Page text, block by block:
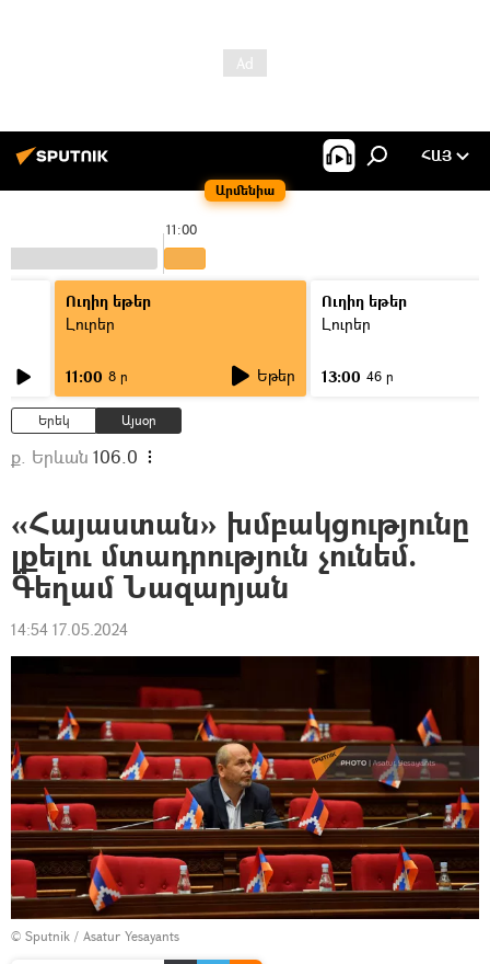
Արմենիա
ՀԱՅ
11:00
Ուղիղ եթեր
Լուրեր
11:00 8 ր Եթեր
Ուղիղ եթեր
Լուրեր
13:00 46 ր
Երեկ Այսօր
ք. Երևան 106.0
«Հայաստան» խմբակցությունը
լքելու մտադրություն չունեմ.
Գեղամ Նազարյան
14:54 17.05.2024
© Sputnik / Asatur Yesayants